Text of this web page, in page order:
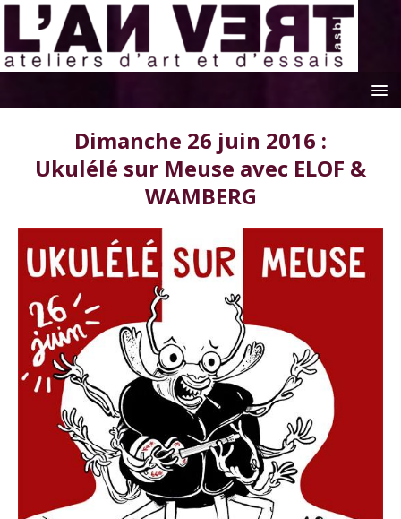
Dimanche 26 juin 2016 :
Ukulélé sur Meuse avec ELOF &
WAMBERG